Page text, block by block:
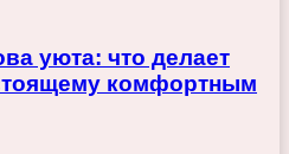
уюта: что делает
комфортным